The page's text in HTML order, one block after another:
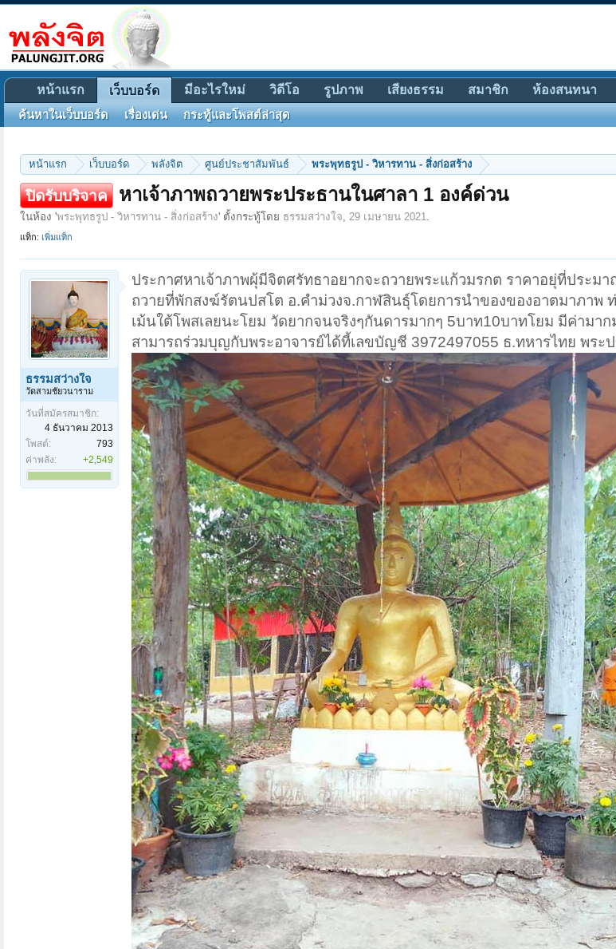
หน้าแรก เว็บบอร์ด พลังจิต ศูนย์ประชาสัมพันธ์ พระพุทธรูป - วิหารทาน - สิ่งก่อสร้าง
ปิดรับบริจาค หาเจ้าภาพถวายพระประธานในศาลา 1 องค์ด่วน
ในห้อง 'พระพุทธรูป - วิหารทาน - สิ่งก่อสร้าง' ตั้งกระทู้โดย ธรรมสว่างใจ, 29 เมษายน 2021.
แท็ก: เพิ่มแท็ก
ธรรมสว่างใจ
วัดสามชัยวนาราม
วันที่สมัครสมาชิก:
4 ธันวาคม 2013
โพสต์:
793
ค่าพลัง:
+2,549
ประกาศหาเจ้าภาพผุ้มีจิตศรัทธาอยากจะถวายพระแก้วมรกต ราคาอยุ่ที่ประม
ถวายที่พักสงฆ์รัตนปสโต อ.คำม่วงจ.กาฬสินธุ์โดยการนำของของอาตมาภาพ
เม้นใต้โพสเลยนะโยม วัดยากจนจริงๆกันดารมากๆ 5บาท10บาทโยม มีค่ามา
สามารถร่วมบุญกับพระอาจารย์ได้ที้เลขบัญชี 3972497055 ธ.ทหารไทย พระ
หน้าแรก เว็บบอร์ด
ค้นหาในเว็บบอร์ด เรื่องเด่น กระทู้และโพสต์ล่าสุด
มีอะไรใหม่ วิดีโอ รูปภาพ เสียงธรรม สมาชิก ห้องสนทนา